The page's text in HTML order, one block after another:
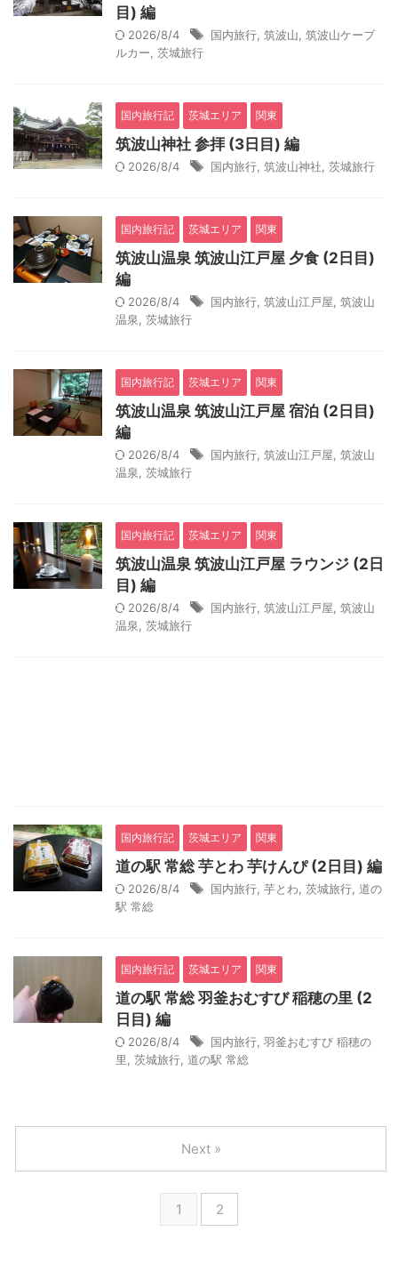
目) 編
2026/8/4 国内旅行 筑波山 筑波山ケーブ
ルカー 茨城旅行
国内旅行記 茨城エリア 関東
筑波山神社 参拝 (3日目) 編
2026/8/4 国内旅行 筑波山神社 茨城旅行
国内旅行記 茨城エリア 関東
筑波山温泉 筑波山江戸屋 夕食 (2日目)
編
2026/8/4 国内旅行 筑波山江戸屋 筑波山
温泉
茨城旅行
国内旅行記 茨城エリア 関東
筑波山温泉 筑波山江戸屋 宿泊 (2日目)
編
2026/8/4 国内旅行 筑波山江戸屋 筑波山
温泉
茨城旅行
国内旅行記 茨城エリア 関東
筑波山温泉 筑波山江戸屋 ラウンジ (2日
目) 編
2026/8/4 国内旅行 筑波山江戸屋 筑波山
温泉
茨城旅行
国内旅行記 茨城エリア 関東
道の駅 常総 芋とわ 芋けんぴ (2日目) 編
2026/8/4 国内旅行 芋とわ 茨城旅行 道の
駅 常総
国内旅行記 茨城エリア 関東
道の駅 常総 羽釜おむすび 稲穂の里 (2
日目) 編
2026/8/4 国内旅行 羽釜おむすび 稲穂の
里
茨城旅行 道の駅 常総
1 2
Next »